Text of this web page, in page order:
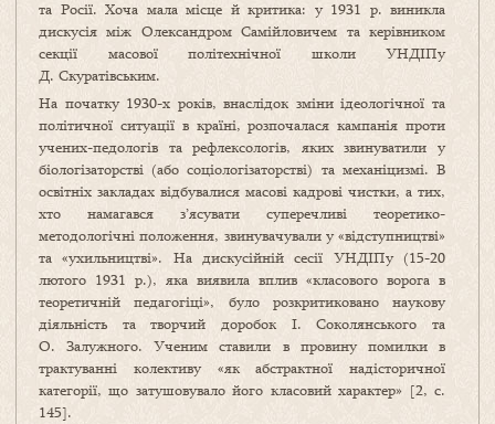
та Росії. Хоча мала місце й критика: у 1931 р. виникла
дискусія між Олександром Самійловичем та керівником
секції масової політехнічної школи УНДІПу
Д. Скуратівським.
На початку 1930-х років, внаслідок зміни ідеологічної та
політичної ситуації в країні, розпочалася кампанія проти
учених-педологів та рефлексологів, яких звинуватили у
біологізаторстві (або соціологізаторстві) та механіцизмі. В
освітніх закладах відбувалися масові кадрові чистки, а тих,
хто намагався з’ясувати суперечливі теоретико-
методологічні положення, звинувачували у «відступництві»
та «ухильництві». На дискусійній сесії УНДІПу (15-20
лютого 1931 р.), яка виявила вплив «класового ворога в
теоретичній педагогіці», було розкритиковано наукову
діяльність та творчий доробок І. Соколянського та
О. Залужного. Ученим ставили в провину помилки в
трактуванні колективу «як абстрактної надісторичної
категорії, що затушовувало його класовий характер» [2, с.
145].